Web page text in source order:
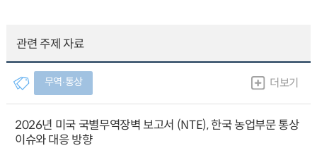
관련 주제 자료
무역∙통상 더보기
2026년 미국 국별무역장벽 보고서 (NTE), 한국 농업부문 통상
이슈와 대응 방향